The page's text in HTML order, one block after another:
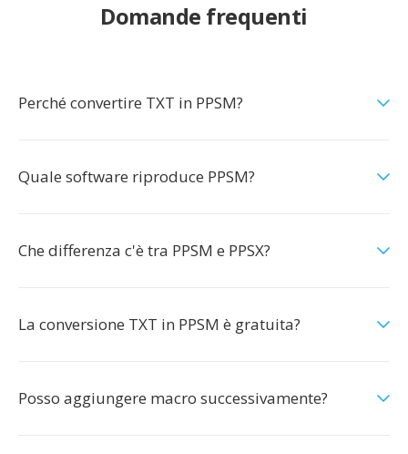
Domande frequenti
Perché convertire TXT in PPSM?
Quale software riproduce PPSM?
Che differenza c'è tra PPSM e PPSX?
La conversione TXT in PPSM è gratuita?
Posso aggiungere macro successivamente?